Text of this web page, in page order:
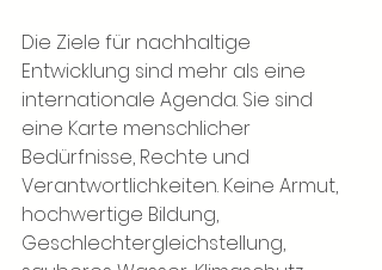
Die Ziele für nachhaltige
Entwicklung sind mehr als eine
internationale Agenda. Sie sind
eine Karte menschlicher
Bedürfnisse, Rechte und
Verantwortlichkeiten. Keine Armut,
hochwertige Bildung,
Geschlechtergleichstellung,